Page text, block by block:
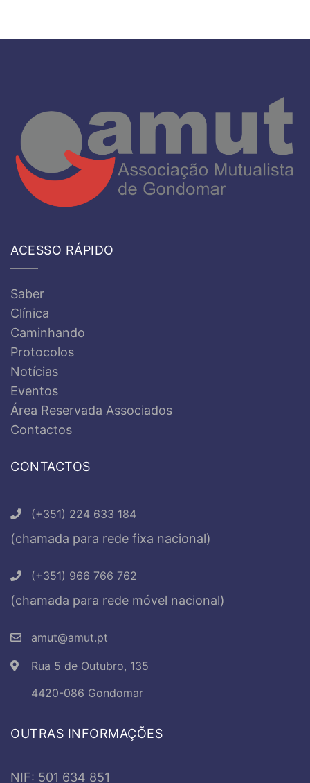
ACESSO RÁPIDO
Saber
Clínica
Caminhando
Protocolos
Notícias
Eventos
Área Reservada Associados
Contactos
CONTACTOS
(+351) 224 633 184
(chamada para rede fixa nacional)
(+351) 966 766 762
(chamada para rede móvel nacional)
amut@amut.pt
Rua 5 de Outubro, 135
4420-086 Gondomar
OUTRAS INFORMAÇÕES
NIF: 501 634 851